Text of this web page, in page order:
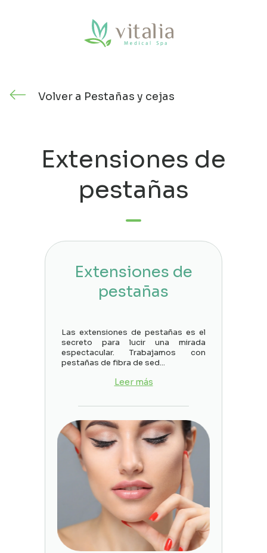
Volver a Pestañas y cejas
Extensiones de
pestañas
Extensiones de
pestañas
Las extensiones de pestañas es el
secreto para lucir una mirada
espectacular. Trabajamos con
pestañas de fibra de sed...
Leer más